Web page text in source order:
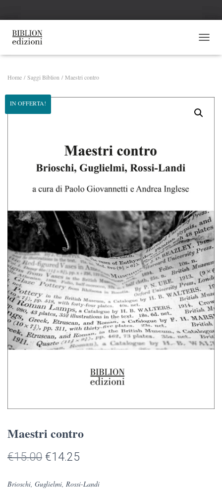
Home /Saggi Biblion / Maestri contro
IN OFFERTA!
Maestri contro
€15.00 Il
€14.25
Brioschi, Guglielmi, Rossi-Landi